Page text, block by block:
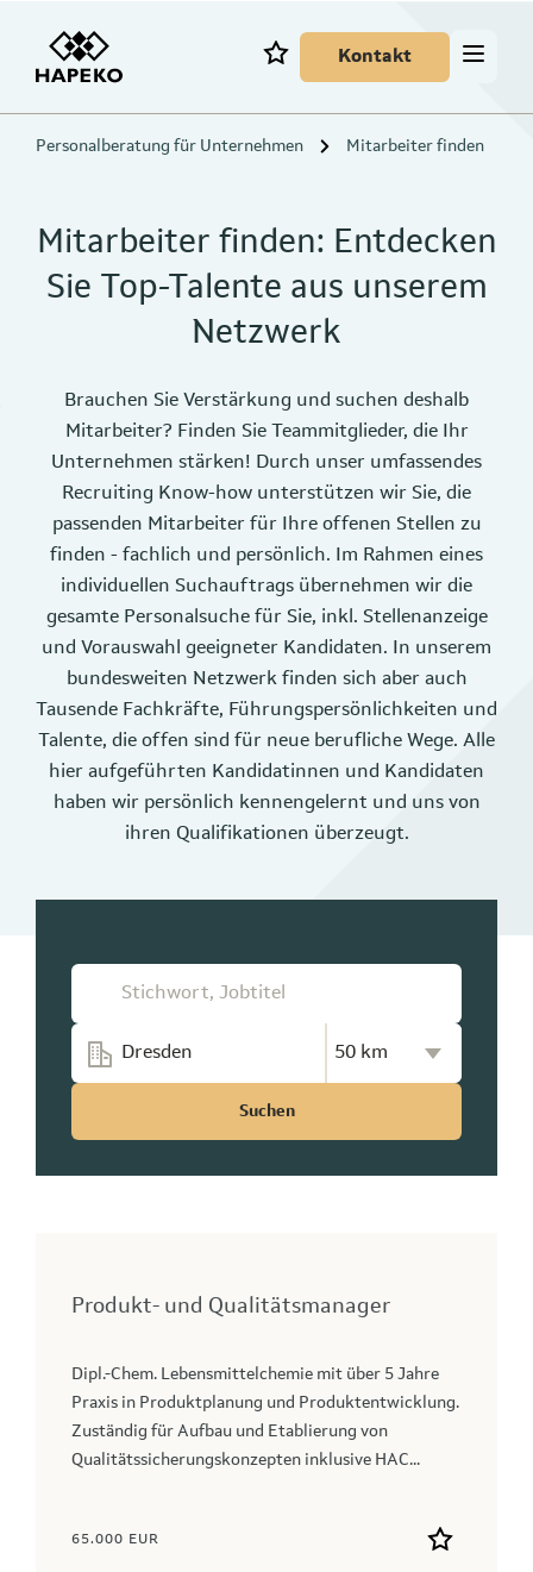
Kontakt
Personalberatung für Unternehmen Mitarbeiter finden
Mitarbeiter finden: Entdecken
Sie Top-Talente aus unserem
Netzwerk
Brauchen Sie Verstärkung und suchen deshalb
Mitarbeiter? Finden Sie Teammitglieder, die Ihr
Unternehmen stärken! Durch unser umfassendes
Recruiting Know-how unterstützen wir Sie, die
passenden Mitarbeiter für Ihre offenen Stellen zu
finden - fachlich und persönlich. Im Rahmen eines
individuellen Suchauftrags übernehmen wir die
gesamte Personalsuche für Sie, inkl. Stellenanzeige
und Vorauswahl geeigneter Kandidaten. In unserem
bundesweiten Netzwerk finden sich aber auch
Tausende Fachkräfte, Führungspersönlichkeiten und
Talente, die offen sind für neue berufliche Wege. Alle
hier aufgeführten Kandidatinnen und Kandidaten
haben wir persönlich kennengelernt und uns von
ihren Qualifikationen überzeugt.
Suchen
Produkt- und Qualitätsmanager
Dipl.-Chem. Lebensmittelchemie mit über 5 Jahre
Praxis in Produktplanung und Produktentwicklung.
Zuständig für Aufbau und Etablierung von
Qualitätssicherungskonzepten inklusive HAC...
65.000 EUR